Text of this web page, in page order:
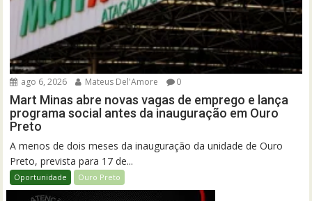
ago 6, 2026 Mateus Del'Amore 0
Mart Minas abre novas vagas de emprego e lança
programa social antes da inauguração em Ouro
Preto
A menos de dois meses da inauguração da unidade de Ouro
Preto, prevista para 17 de...
Oportunidade Ouro Preto